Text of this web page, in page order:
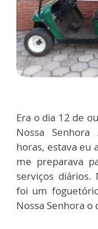
Era o dia 12 de
Nossa
horas, estava eu
me preparava
serviços diários.
foi um
Nossa Senhora